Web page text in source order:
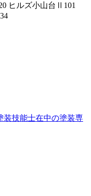
ヒルズ小山台Ⅱ101
技能士在中の塗装専